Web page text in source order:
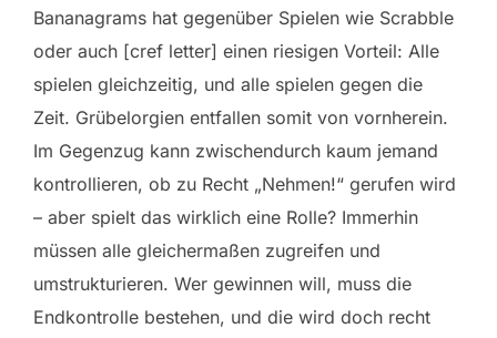
Bananagrams hat gegenüber Spielen wie Scrabble
oder auch [cref letter] einen riesigen Vorteil: Alle
spielen gleichzeitig, und alle spielen gegen die
Zeit. Grübelorgien entfallen somit von vornherein.
Im Gegenzug kann zwischendurch kaum jemand
kontrollieren, ob zu Recht „Nehmen!“ gerufen wird
– aber spielt das wirklich eine Rolle? Immerhin
müssen alle gleichermaßen zugreifen und
umstrukturieren. Wer gewinnen will, muss die
Endkontrolle bestehen, und die wird doch recht